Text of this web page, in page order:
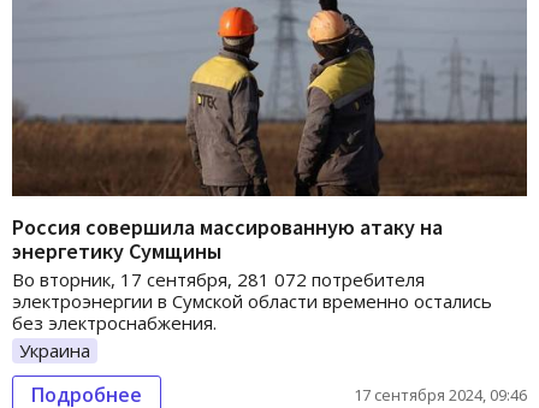
Россия совершила массированную атаку на
энергетику Сумщины
Во вторник, 17 сентября, 281 072 потребителя
электроэнергии в Сумской области временно остались
без электроснабжения.
Украина
Подробнее 17 сентября 2024, 09:46